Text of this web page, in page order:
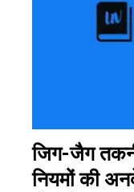
जिग-जैग
नियमों की